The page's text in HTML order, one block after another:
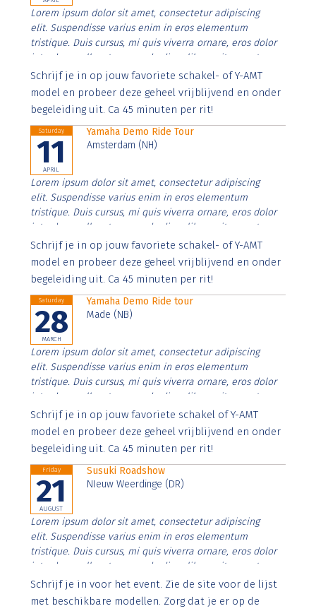
Lorem ipsum dolor sit amet, consectetur adipiscing
elit. Suspendisse varius enim in eros elementum
tristique. Duis cursus, mi quis viverra ornare, eros dolor
interdum nulla, ut commodo diam libero vitae erat.
Aenean faucibus nibh et justo cursus id rutrum lorem
imperdiet. Nunc ut sem vitae risus tristique posuere.
Schrijf je in op jouw favoriete schakel- of Y-AMT
model en probeer deze geheel vrijblijvend en onder
begeleiding uit. Ca 45 minuten per rit!
Saturday
11
APRIL
Yamaha Demo Ride Tour
Amsterdam (NH)
Lorem ipsum dolor sit amet, consectetur adipiscing
elit. Suspendisse varius enim in eros elementum
tristique. Duis cursus, mi quis viverra ornare, eros dolor
interdum nulla, ut commodo diam libero vitae erat.
Aenean faucibus nibh et justo cursus id rutrum lorem
imperdiet. Nunc ut sem vitae risus tristique posuere.
Schrijf je in op jouw favoriete schakel- of Y-AMT
model en probeer deze geheel vrijblijvend en onder
begeleiding uit. Ca 45 minuten per rit!
Saturday
28
MARCH
Yamaha Demo Ride tour
Made (NB)
Lorem ipsum dolor sit amet, consectetur adipiscing
elit. Suspendisse varius enim in eros elementum
tristique. Duis cursus, mi quis viverra ornare, eros dolor
interdum nulla, ut commodo diam libero vitae erat.
Aenean faucibus nibh et justo cursus id rutrum lorem
imperdiet. Nunc ut sem vitae risus tristique posuere.
Schrijf je in op jouw favoriete schakel of Y-AMT
model en probeer deze geheel vrijblijvend en onder
begeleiding uit. Ca 45 minuten per rit!
Friday
21
AUGUST
Susuki Roadshow
NIeuw Weerdinge (DR)
Lorem ipsum dolor sit amet, consectetur adipiscing
elit. Suspendisse varius enim in eros elementum
tristique. Duis cursus, mi quis viverra ornare, eros dolor
interdum nulla, ut commodo diam libero vitae erat.
Aenean faucibus nibh et justo cursus id rutrum lorem
imperdiet. Nunc ut sem vitae risus tristique posuere.
Schrijf je in voor het event. Zie de site voor de lijst
met beschikbare modellen. Zorg dat je er op de